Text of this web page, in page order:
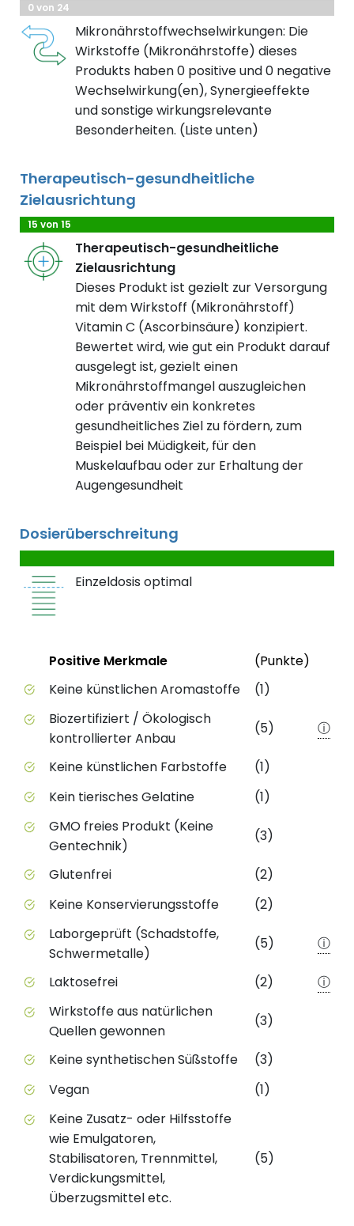
0 von 24
Mikronährstoffwechselwirkungen: Die
Wirkstoffe (Mikronährstoffe) dieses
Produkts haben 0 positive und 0 negative
Wechselwirkung(en), Synergieeffekte
und sonstige wirkungsrelevante
Besonderheiten. (Liste unten)
Therapeutisch-gesundheitliche
Zielausrichtung
15 von 15
Therapeutisch-gesundheitliche
Zielausrichtung
Dieses Produkt ist gezielt zur Versorgung
mit dem Wirkstoff (Mikronährstoff)
Vitamin C (Ascorbinsäure) konzipiert.
Bewertet wird, wie gut ein Produkt darauf
ausgelegt ist, gezielt einen
Mikronährstoffmangel auszugleichen
oder präventiv ein konkretes
gesundheitliches Ziel zu fördern, zum
Beispiel bei Müdigkeit, für den
Muskelaufbau oder zur Erhaltung der
Augengesundheit
Dosierüberschreitung
Einzeldosis optimal
Positive Merkmale des Produkts mit
StatusPositive Merkmale (Punkte)
Keine künstlichen Aromastoffe
(1)
Biozertifiziert / Ökologisch
kontrollierter Anbau
(5) ⓘ
Keine künstlichen Farbstoffe
(1)
Kein tierisches Gelatine
(1)
GMO freies Produkt (Keine
Gentechnik)
(3)
Glutenfrei
(2)
Keine Konservierungsstoffe
(2)
Laborgeprüft (Schadstoffe,
Schwermetalle)
(5) ⓘ
Laktosefrei (2)
ⓘ
Wirkstoffe aus natürlichen
Quellen gewonnen
(3)
Keine synthetischen Süßstoffe
(3)
Vegan
(1)
Keine Zusatz- oder Hilfsstoffe
wie Emulgatoren,
Stabilisatoren, Trennmittel,
Verdickungsmittel,
Überzugsmittel etc.
(5)